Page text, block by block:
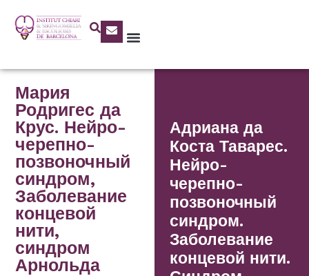
Мария
Родригес да
Крус. Нейро-
черепно-
позвоночный
синдром,
Заболевание
концевой
нити,
синдром
Арнольда
Адриана да
Коста Таварес.
Нейро-
черепно-
позвоночный
синдром.
Заболевание
концевой нити.